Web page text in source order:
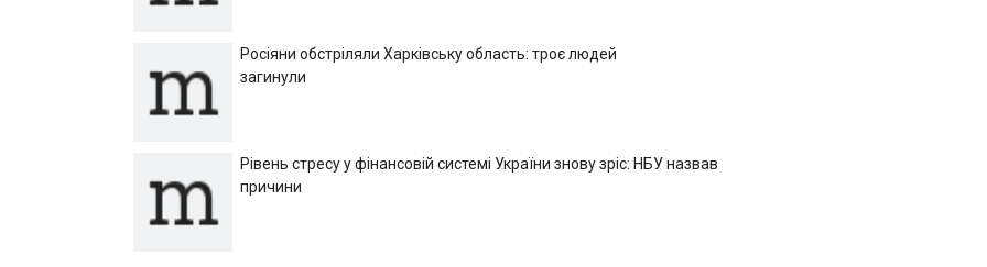
Росіяни обстріляли Харківську область: троє людей
загинули
Рівень стресу у фінансовій системі України знову зріс: НБУ назвав
причини